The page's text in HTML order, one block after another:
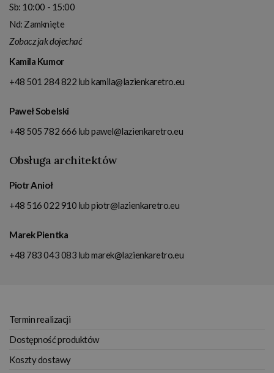
Sb: 10:00 - 15:00
Nd: Zamknięte
Zobacz jak dojechać
Kamila Kumor
+48 501 284 822 lubkamila@lazienkaretro.eu
Paweł Sobelski
+48 505 782 666 lubpawel@lazienkaretro.eu
Obsługa architektów
Piotr Anioł
+48 516 022 910 lubpiotr@lazienkaretro.eu
Marek Pientka
+48 783 043 083 lubmarek@lazienkaretro.eu
Termin realizacji
Dostępność produktów
Koszty dostawy